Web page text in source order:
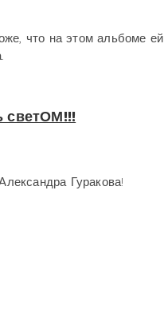
что на этом альбоме ей
светОМ!!!
Гуракова!